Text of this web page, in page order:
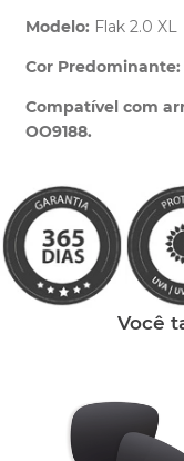
Modelo: Flak 2.0 XL
Cor Predominante:
Compatível com
OO9188.
Você